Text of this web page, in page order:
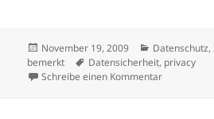
Veröffentlicht
am
November 19, 2009 Kategorien
Datenschutz,
bemerkt
Schlagwörter
Datensicherheit, privacy
Schreibe einen Kommentarzu TLS